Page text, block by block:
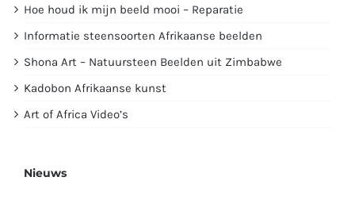
Hoe houd ik mijn beeld mooi – Reparatie
Informatie steensoorten Afrikaanse beelden
Shona Art – Natuursteen Beelden uit Zimbabwe
Kadobon Afrikaanse kunst
Art of Africa Video’s
Nieuws